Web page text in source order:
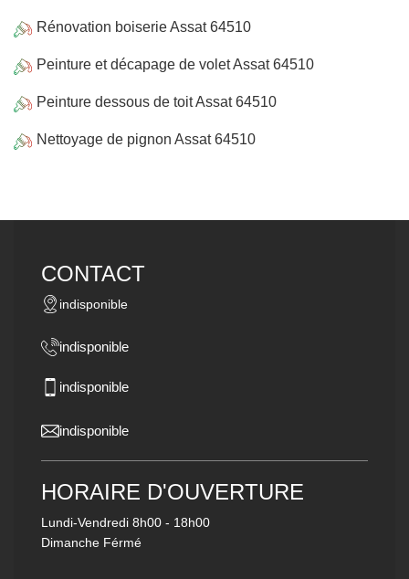
Rénovation boiserie Assat 64510
Peinture et décapage de volet Assat 64510
Peinture dessous de toit Assat 64510
Nettoyage de pignon Assat 64510
CONTACT
indisponible
indisponible
indisponible
indisponible
HORAIRE D'OUVERTURE
Lundi-Vendredi 8h00 - 18h00
Dimanche Férmé